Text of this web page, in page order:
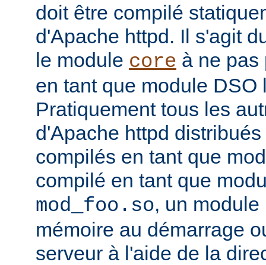
doit être compilé
d'Apache httpd. Il s'agit
le module core à ne pas
en tant que module DSO
Pratiquement tous les
d'Apache httpd
compilés en tant que
compilé en tant que
mod_foo.so, un
mémoire au démarrage
serveur à l'aide de la